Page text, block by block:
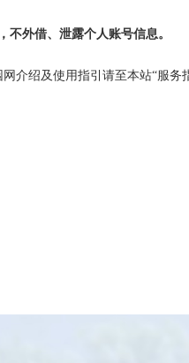
外借、泄露个人账号信息。
介绍及使用指引请至本站“服务